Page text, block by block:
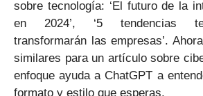
sobre tecnología: ‘El futuro de la
en 2024’, ‘5 tendencias
transformarán las empresas’.
similares para un artículo sobre
enfoque ayuda a ChatGPT a
formato y estilo que esperas.